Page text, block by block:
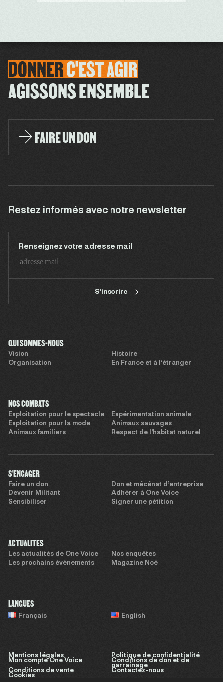
DONNERC'ESTAGIR
AGISSONS ENSEMBLE
FAIRE UN DON
Restez informés avec notre newsletter
Renseignez votre adresse mail
S'inscrire
QUI SOMMES-NOUS
Vision
Histoire
Organisation
En France et à l’étranger
NOS COMBATS
Exploitation pour le spectacle
Expérimentation animale
Exploitation pour la mode
Animaux sauvages
Animaux familiers
Respect de l’habitat naturel
S'ENGAGER
Faire un don
Don et mécénat d’entreprise
Devenir Militant
Adhérer à One Voice
Sensibiliser
Signer une pétition
ACTUALITÉS
Les actualités de One Voice
Nos enquêtes
Les prochains évènements
Magazine Noé
LANGUES
Français English
Mentions légales
Politique de confidentialité
Mon compte One Voice
Conditions de don et de
parrainage
Conditions de vente
Contactez-nous
Cookies